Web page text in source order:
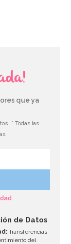
que ya
* Todas las
de Datos
Transferencias
del